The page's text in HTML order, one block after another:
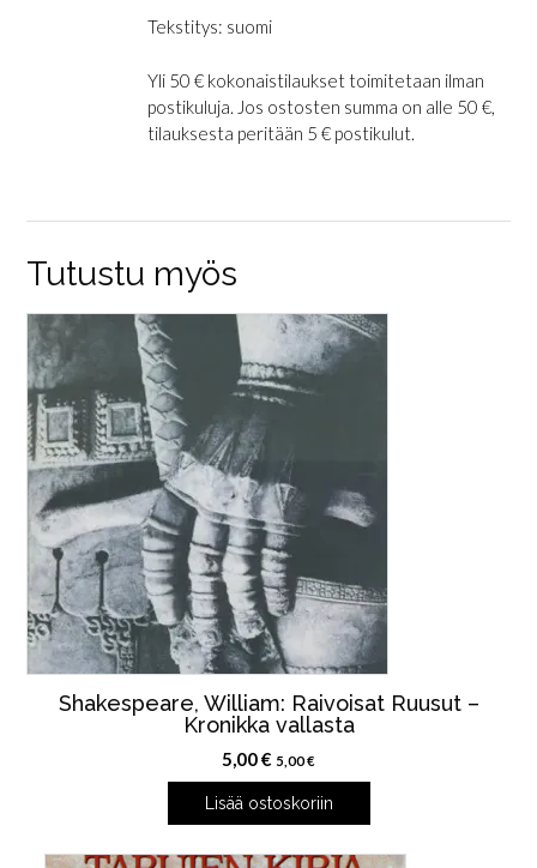
Tekstitys: suomi
Yli 50 € kokonaistilaukset toimitetaan ilman
postikuluja. Jos ostosten summa on alle 50 €,
tilauksesta peritään 5 € postikulut.
Tutustu myös
Shakespeare, William: Raivoisat Ruusut –
Kronikka vallasta
5,00€ 5,00€
Lisää ostoskoriin